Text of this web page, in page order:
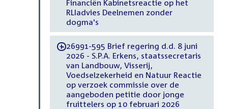
Financiën Kabinetsreactie op het
RLIadvies Deelnemen zonder
dogma's
-26991-595 Brief regering d.d. 8 juni
2026 - S.P.A. Erkens, staatssecretaris
van Landbouw, Visserij,
Voedselzekerheid en Natuur Reactie
op verzoek commissie over de
aangeboden petitie door jonge
fruittelers op 10 februari 2026